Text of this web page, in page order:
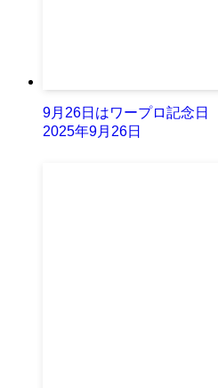
9月26日はワープロ記念日
2025年9月26日